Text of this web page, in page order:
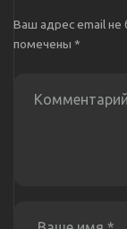
Ваш адрес email не
помечены *